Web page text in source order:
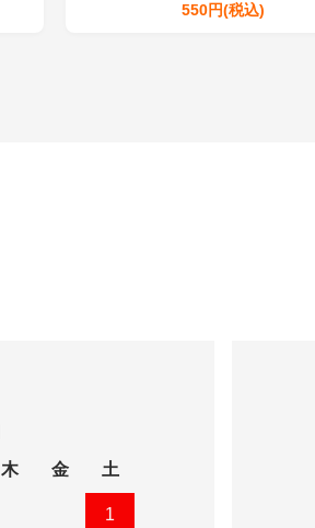
550円(税込)
木 金 土
1